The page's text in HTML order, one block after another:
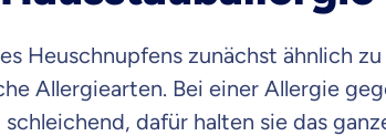
Heuschnupfens zunächst ähnlich zu
Allergiearten. Bei einer Allergie
dafür halten sie das